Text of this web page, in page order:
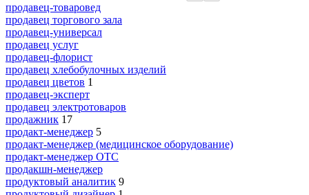
продавец-товаровед
продавец торгового зала
продавец-универсал
продавец услуг
продавец-флорист
продавец хлебобулочных изделий
продавец цветов 1
продавец-эксперт
продавец электротоваров
продажник 17
продакт-менеджер 5
продакт-менеджер (медицинское оборудование)
продакт-менеджер ОТС
продакшн-менеджер
продуктовый аналитик 9